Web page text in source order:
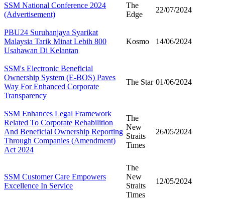
SSM National Conference 2024
(Advertisement)
The
Edge
22/07/2024
PBU24 Suruhanjaya Syarikat
Malaysia Tarik Minat Lebih 800
Usahawan Di Kelantan
Kosmo 14/06/2024
SSM's Electronic Beneficial
Ownership System (E-BOS) Paves
Way For Enhanced Corporate
Transparency
The Star 01/06/2024
SSM Enhances Legal Framework
Related To Corporate Rehabilition
And Beneficial Ownership Reporting
Through Companies (Amendment)
Act 2024
The
New
Straits
Times
26/05/2024
SSM Customer Care Empowers
Excellence In Service
The
New
Straits
Times
12/05/2024